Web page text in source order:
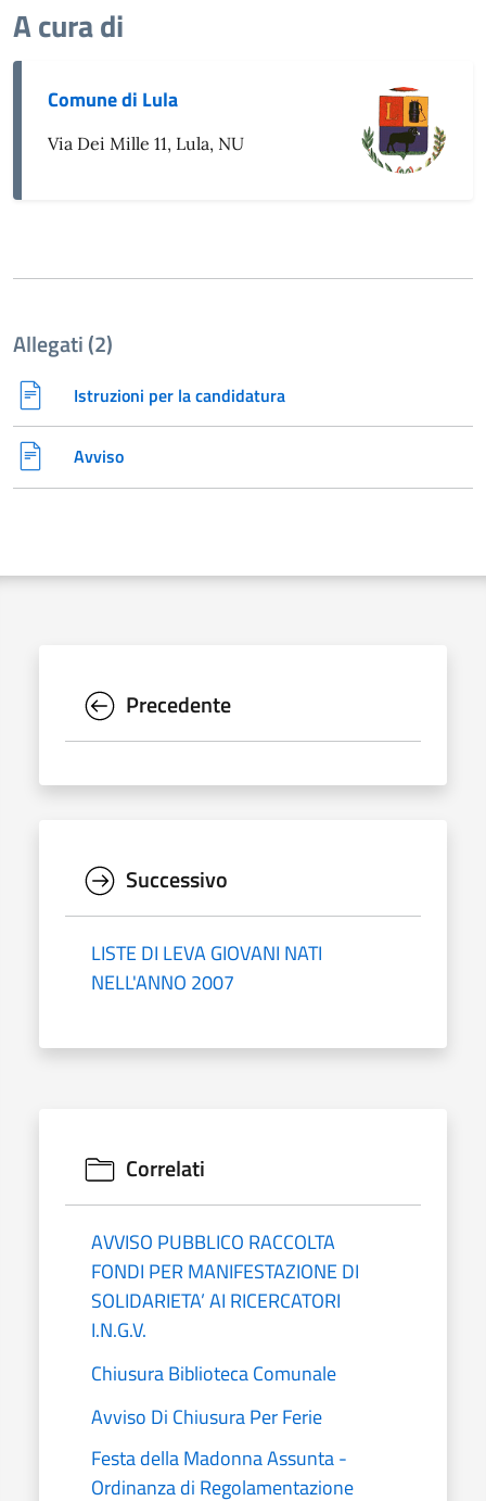
A cura di
Comune di Lula
Via Dei Mille 11, Lula, NU
Allegati (2)
Istruzioni per la candidatura
Avviso
Precedente
Successivo
LISTE DI LEVA GIOVANI NATI
NELL'ANNO 2007
Correlati
AVVISO PUBBLICO RACCOLTA
FONDI PER MANIFESTAZIONE DI
SOLIDARIETA’ AI RICERCATORI
I.N.G.V.
Chiusura Biblioteca Comunale
Avviso Di Chiusura Per Ferie
Festa della Madonna Assunta -
Ordinanza di Regolamentazione